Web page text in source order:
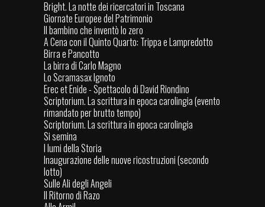
Bright. La notte dei ricercatori in Toscana
Giornate Europee del Patrimonio
Il bambino che inventò lo zero
A Cena con il Quinto Quarto: Trippa e Lampredotto
Birra e Pancotto
La birra di Carlo Magno
Lo Scramasax Ignoto
Erec et Enide - Spettacolo di David Riondino
Scriptorium. La scrittura in epoca carolingia (evento
rimandato per brutto tempo)
Scriptorium. La scrittura in epoca carolingia
Si semina
I lumi della Storia
Inaugurazione delle nuove ricostruzioni (secondo
lotto)
Sulle Ali degli Angeli
Il Ritorno di Razo